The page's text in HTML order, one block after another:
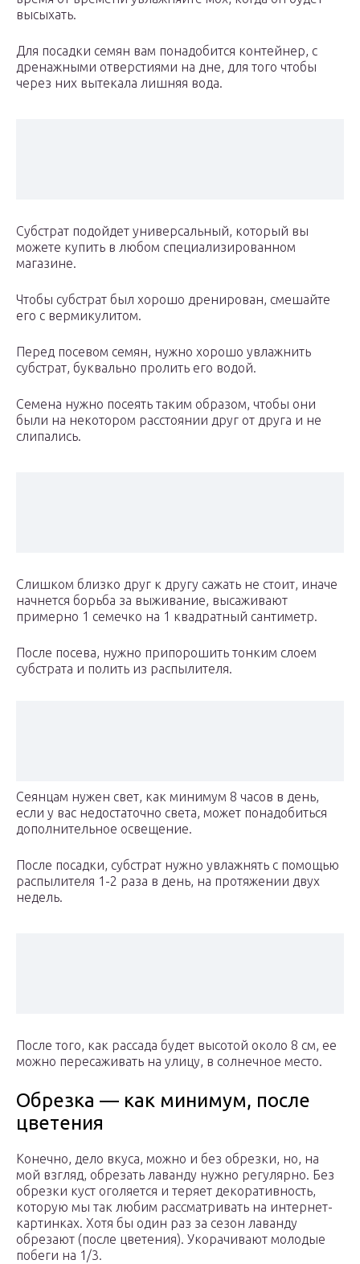
высыхать.
Для посадки семян вам понадобится контейнер, с
дренажными отверстиями на дне, для того чтобы
через них вытекала лишняя вода.
Субстрат подойдет универсальный, который вы
можете купить в любом специализированном
магазине.
Чтобы субстрат был хорошо дренирован, смешайте
его с вермикулитом.
Перед посевом семян, нужно хорошо увлажнить
субстрат, буквально пролить его водой.
Семена нужно посеять таким образом, чтобы они
были на некотором расстоянии друг от друга и не
слипались.
Слишком близко друг к другу сажать не стоит, иначе
начнется борьба за выживание, высаживают
примерно 1 семечко на 1 квадратный сантиметр.
После посева, нужно припорошить тонким слоем
субстрата и полить из распылителя.
Сеянцам нужен свет, как минимум 8 часов в день,
если у вас недостаточно света, может понадобиться
дополнительное освещение.
После посадки, субстрат нужно увлажнять с помощью
распылителя 1-2 раза в день, на протяжении двух
недель.
После того, как рассада будет высотой около 8 см, ее
можно пересаживать на улицу, в солнечное место.
Обрезка — как минимум, после
цветения
Конечно, дело вкуса, можно и без обрезки, но, на
мой взгляд, обрезать лаванду нужно регулярно. Без
обрезки куст оголяется и теряет декоративность,
которую мы так любим рассматривать на интернет-
картинках. Хотя бы один раз за сезон лаванду
обрезают (после цветения). Укорачивают молодые
побеги на 1/3.